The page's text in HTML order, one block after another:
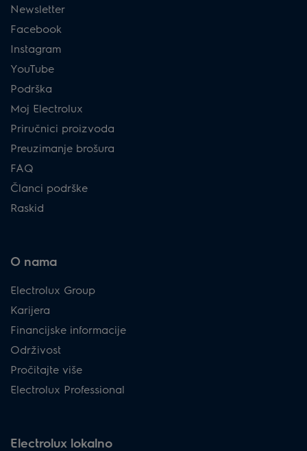
Newsletter
Facebook
Instagram
YouTube
Podrška
Moj Electrolux
Priručnici proizvoda
Preuzimanje brošura
FAQ
Članci podrške
Raskid
O nama
Electrolux Group
Karijera
Financijske informacije
Održivost
Pročitajte više
Electrolux Professional
Electrolux lokalno